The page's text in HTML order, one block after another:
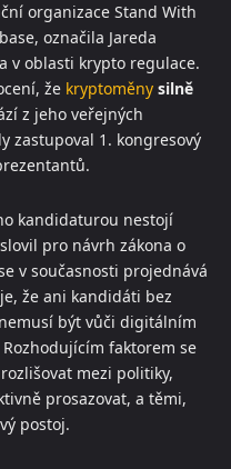
organizace Stand With
označila Jareda
v oblasti krypto regulace.
že kryptoměny silně
z jeho veřejných
zastupoval 1. kongresový
kandidaturou nestojí
pro návrh zákona o
v současnosti projednává
že ani kandidáti bez
být vůči digitálním
faktorem se
mezi politiky,
prosazovat, a těmi,
postoj.